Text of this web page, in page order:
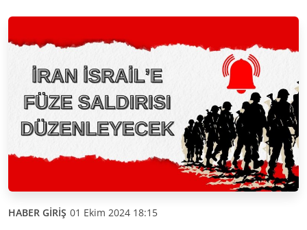
HABER GİRİŞ 01 Ekim 2024 18:15